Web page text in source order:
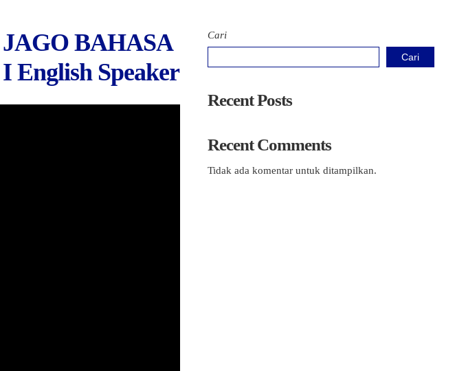
BAHASA
English Speaker
Cari
Cari
Recent Posts
Recent Comments
Tidak ada komentar untuk ditampilkan.